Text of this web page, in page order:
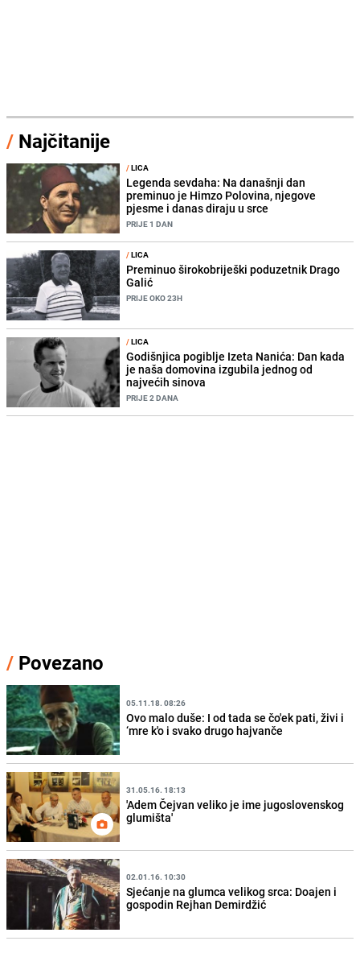
/ Najčitanije
/LICA
Legenda sevdaha: Na današnji dan
preminuo je Himzo Polovina, njegove
pjesme i danas diraju u srce
PRIJE 1 DAN
/LICA
Preminuo širokobriješki poduzetnik Drago
Galić
PRIJE OKO 23H
/LICA
Godišnjica pogiblje Izeta Nanića: Dan kada
je naša domovina izgubila jednog od
najvećih sinova
PRIJE 2 DANA
/ Povezano
05.11.18. 08:26
Ovo malo duše: I od tada se čo'ek pati, živi i
‘mre k'o i svako drugo hajvanče
31.05.16. 18:13
'Adem Čejvan veliko je ime jugoslovenskog
glumišta'
02.01.16. 10:30
Sjećanje na glumca velikog srca: Doajen i
gospodin Rejhan Demirdžić